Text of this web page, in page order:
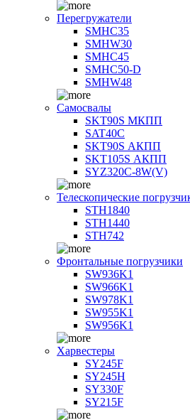
Перегружатели
SMHC35
SMHW30
SMHC45
SMHC50-D
SMHW48
Самосвалы
SKT90S МКПП
SAT40C
SKT90S АКПП
SKT105S АКПП
SYZ320C-8W(V)
Телескопические
STH1840
STH1440
STH742
Фронтальные погрузчики
SW936K1
SW966K1
SW978K1
SW955K1
SW956K1
Харвестеры
SY245F
SY245H
SY330F
SY215F